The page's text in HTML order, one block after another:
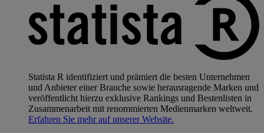
Statista R identifiziert und prämiert die besten Unternehmen
und Anbieter einer Branche sowie herausragende Marken und
veröffentlicht hierzu exklusive Rankings und Bestenlisten in
Zusammenarbeit mit renommierten Medienmarken weltweit.
Erfahren Sie mehr auf unserer Website.